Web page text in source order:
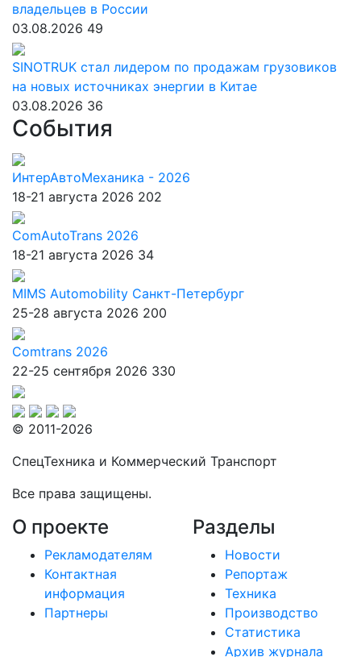
владельцев в России
03.08.2026 49
SINOTRUK стал лидером по продажам грузовиков
на новых источниках энергии в Китае
03.08.2026 36
События
ИнтерАвтоМеханика - 2026
18-21 августа 2026 202
ComAutoTrans 2026
18-21 августа 2026 34
MIMS Automobility Санкт-Петербург
25-28 августа 2026 200
Comtrans 2026
22-25 сентября 2026 330
© 2011-2026
СпецТехника и Коммерческий Транспорт
Все права защищены.
О проекте
Рекламодателям
Контактная
информация
Партнеры
Разделы
Новости
Репортаж
Техника
Производство
Статистика
Архив журнала